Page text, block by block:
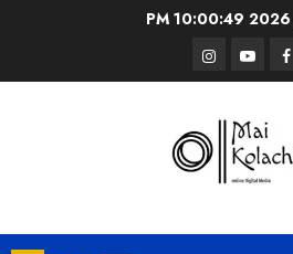
10:00:50 PM
Facebook
Youtube
Instagram